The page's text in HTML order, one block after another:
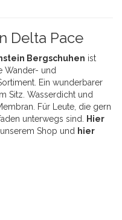
Delta Pace
Bergschuhen ist
Wander- und
Ein wunderbarer
Sitz. Wasserdicht und
Für Leute, die gern
unterwegs sind.
Hier
Shop und hier